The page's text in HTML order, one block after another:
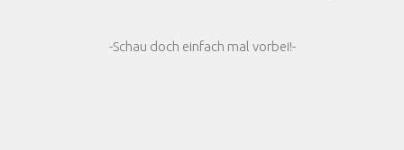
-Schau doch einfach mal vorbei!-